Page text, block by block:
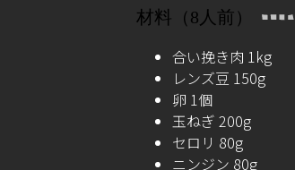
材料（8人前）
合い挽き肉 1kg
レンズ豆 150g
卵 1個
玉ねぎ 200g
セロリ 80g
ニンジン 80g